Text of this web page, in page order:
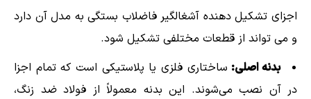
اجزای تشکیل دهنده آشغالگیر فاضلاب بستگی به مدل آن دارد
و می تواند از قطعات مختلفی تشکیل شود.
بدنه اصلی: ساختاری فلزی یا پلاستیکی است که تمام اجزا
در آن نصب می‌شوند. این بدنه معمولاً از فولاد ضد زنگ،